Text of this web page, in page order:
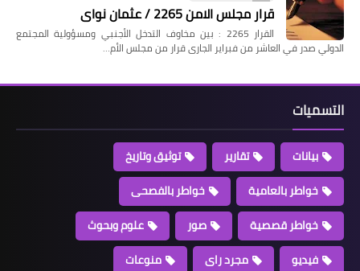
قرار مجلس الامن 2265 / عثمان نواى
القرار 2265 : بين مخاوف التدخل الأجنبي ومسؤولية المجتمع
الدولي صدر في العاشر من فبراير الجارى قرار من مجلس الأم…
التسميات
بيانات تقارير
توثيق وتاريخ
خواطر بالعامية
خواطر بالفصحى
خواطر قصصية
صور
علوم وبحوث
فيديو
مجرد راى
منوعات